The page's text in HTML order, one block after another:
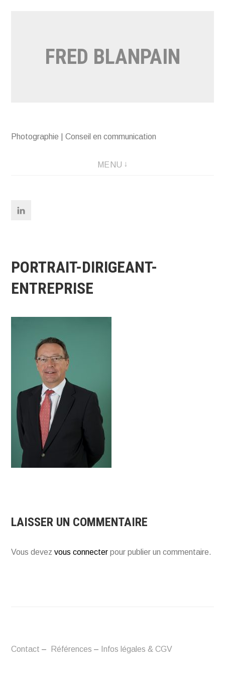
FRED BLANPAIN
Photographie | Conseil en communication
MENU
PORTRAIT-DIRIGEANT-
ENTREPRISE
LAISSER UN COMMENTAIRE
Vous devezvous connecter pour publier un commentaire.
Contact – Références – Infos légales & CGV